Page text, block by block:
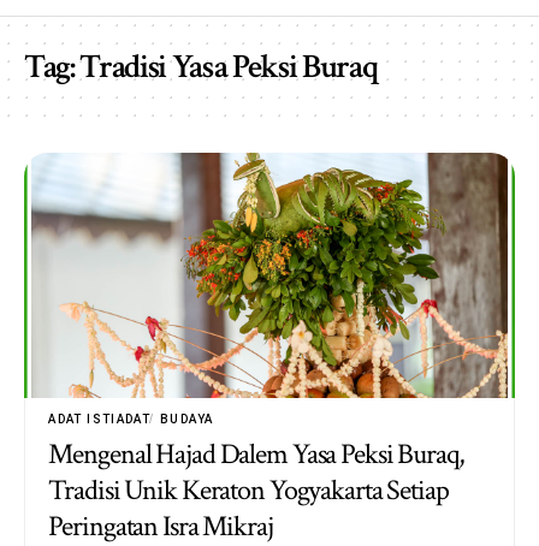
Tag:Tradisi Yasa Peksi Buraq
ADAT ISTIADAT BUDAYA
Mengenal Hajad Dalem Yasa Peksi Buraq,
Tradisi Unik Keraton Yogyakarta Setiap
Peringatan Isra Mikraj